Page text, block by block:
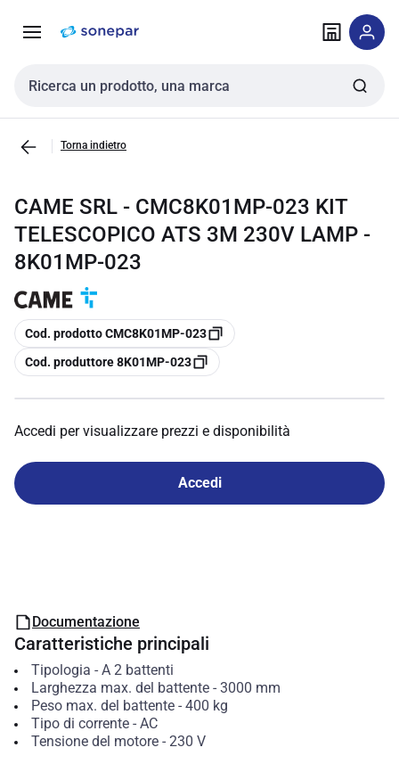
navigazione alla
Cerca input
Torna indietro
CAME SRL - CMC8K01MP-023 KIT
TELESCOPICO ATS 3M 230V LAMP -
8K01MP-023
copia
Cod. prodotto CMC8K01MP-023
copia
Cod. produttore 8K01MP-023
Accedi per visualizzare prezzi e disponibilità
Accedi
Documentazione
Caratteristiche principali
Tipologia - A 2 battenti
Larghezza max. del battente- 3000 mm
Peso max. del battente- 400 kg
Tipo di corrente- AC
Tensione del motore- 230 V